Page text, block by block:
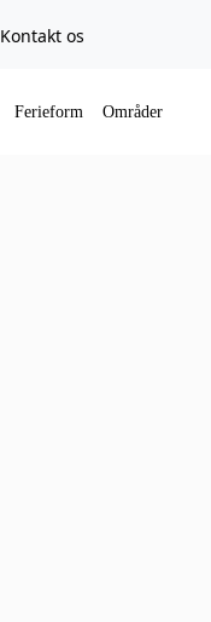
Kontakt os
Ferieform Områder